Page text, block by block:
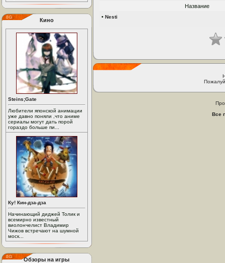
Кино
Steins;Gate
Любители японской анимации
уже давно поняли ,что аниме
сериалы могут дать порой
гораздо больше пи...
Ку! Кин-дза-дза
Начинающий диджей Толик и
всемирно известный
виолончелист Владимир
Чижов встречают на шумной
моск...
Обзоры на игры
Название
• Nesti
Все